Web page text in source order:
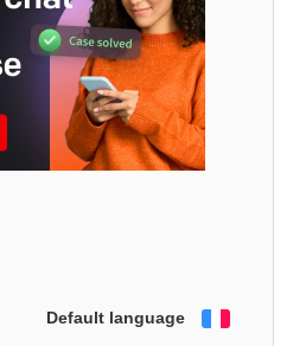
Default language